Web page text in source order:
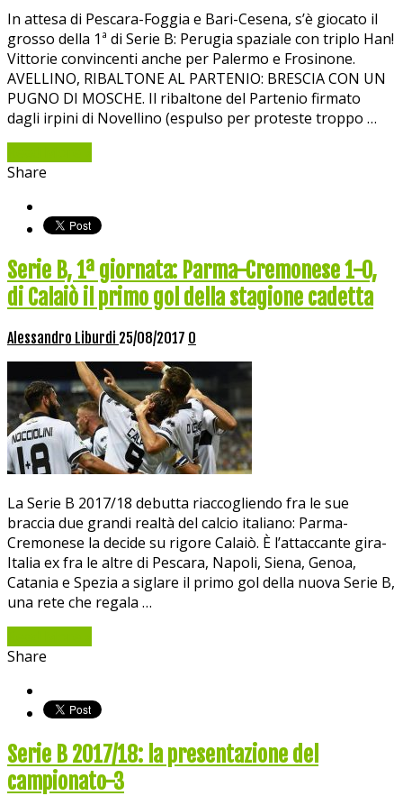
In attesa di Pescara-Foggia e Bari-Cesena, s’è giocato il
grosso della 1ª di Serie B: Perugia spaziale con triplo Han!
Vittorie convincenti anche per Palermo e Frosinone.
AVELLINO, RIBALTONE AL PARTENIO: BRESCIA CON UN
PUGNO DI MOSCHE. Il ribaltone del Partenio firmato
dagli irpini di Novellino (espulso per proteste troppo …
Share
Serie B, 1ª giornata: Parma-Cremonese 1-0,
di Calaiò il primo gol della stagione cadetta
Alessandro Liburdi 25/08/2017 0
La Serie B 2017/18 debutta riaccogliendo fra le sue
braccia due grandi realtà del calcio italiano: Parma-
Cremonese la decide su rigore Calaiò. È l’attaccante gira-
Italia ex fra le altre di Pescara, Napoli, Siena, Genoa,
Catania e Spezia a siglare il primo gol della nuova Serie B,
una rete che regala …
Share
Serie B 2017/18: la presentazione del
campionato-3